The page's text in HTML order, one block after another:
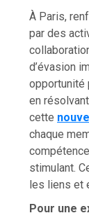
À Paris,
par des
d’évasion
opportunité
en
cette
chaque
stimulant.
les liens et
Pour une